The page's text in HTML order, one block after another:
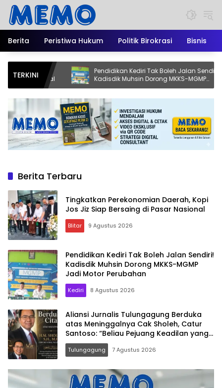
Langsung
konten
Berita
Peristiwa Hukum Politik Birokrasi Bisnis
TERKINI
Kopi
Pendidikan Kediri Tak Boleh Jalan Sendiri!
Kadisdik Muhsin Dorong MKKS-MGMP
Jadi Motor Perubahan
Berita Terbaru
Tingkatkan Perekonomian Daerah, Kopi
Jos Jiz Siap Bersaing di Pasar Nasional
Blitar 9 Agustus 2026
Pendidikan Kediri Tak Boleh Jalan Sendiri!
Kadisdik Muhsin Dorong MKKS-MGMP
Jadi Motor Perubahan
Kediri 8 Agustus 2026
Aliansi Jurnalis Tulungagung Berduka
atas Meninggalnya Cak Sholeh, Catur
Santoso: “Beliau Pejuang Keadilan yang
Vokal”
Tulungagung 7 Agustus 2026
Memo.co.id
| Memberi
Inspirasi